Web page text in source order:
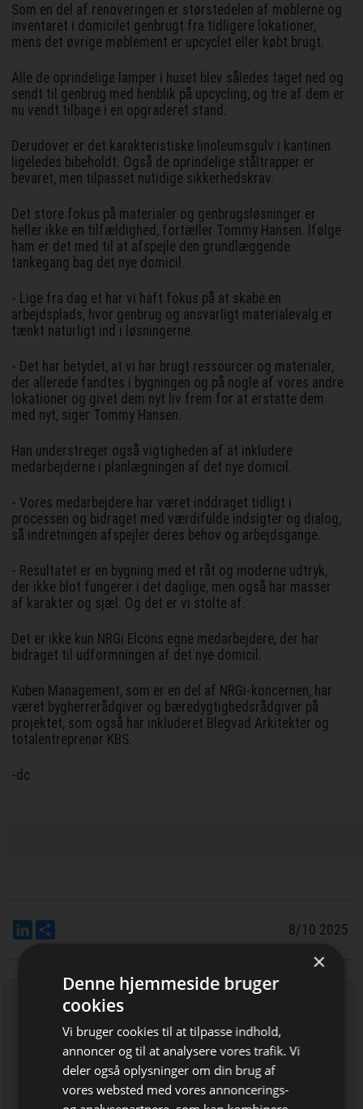
Som en del af renoveringen er størstedelen af møblerne og
inventaret i domicilet genbrugt fra tidligere lokationer,
mens det øvrige møblement er upcyclet eller købt brugt.
Alle de oprindelige lamper i huset blev således taget ned og
sendt til genbrug med henblik på upcycling, og tre af dem er
nu vendt tilbage i en opgraderet stand.
Derudover er det karakteristiske linoleumsgulv i kantinen
ligeledes bibeholdt. Også de oprindelige ståltrapper er
bevaret, men tilpasset nutidige sikkerhedskrav.
Det store fokus på materialer og genbrugsløsninger er
heller ikke en tilfældighed, fortæller Tommy Hansen. Ifølge
ham er det med til at afspejle den grundlæggende
tankegang bag det nye domicil.
- Lige fra dag et har vi haft fokus på at skabe en
arbejdsplads, hvor genbrug og ansvarligt materialevalg er
tænkt naturligt ind i løsningerne.
- Det har betydet, at vi har brugt ressourcer og materialer,
der allerede fandtes i bygningen og på nogle af vores andre
lokationer og givet dem nyt liv frem for at erstatte dem
med nyt, siger Tommy Hansen.
Han understreger også vigtigheden af at inkludere
medarbejderne i planlægningen af det nye domicil.
- Vores medarbejdere har været inddraget tidligt i
processen og bidraget med værdifulde indsigter og dialog,
så indretningen afspejler deres behov og arbejdsgange.
- Resultatet er en bygning med et råt og moderne udtryk,
der ikke blot fungerer i det daglige, men også har masser
af karakter og sjæl. Og det er vi stolte af.
Det er ikke kun NRGi Elcons egne medarbejdere, der har
bidraget til udformningen af det nye domicil.
Kuben Management, som er en del af NRGi-koncernen, har
været bygherrerådgiver og bæredygtighedsrådgiver på
projektet, som også har inkluderet Blegvad Arkitekter og
totalentreprenør KBS.
-dc
LinkedIn 8/10 2025
Tilmeld nyhedsbrev
Indtast din e-mail-adresse herunder.
×
Denne hjemmeside bruger
cookies
Vi bruger cookies til at tilpasse indhold,
annoncer og til at analysere vores trafik. Vi
deler også oplysninger om din brug af
vores websted med vores annoncerings-